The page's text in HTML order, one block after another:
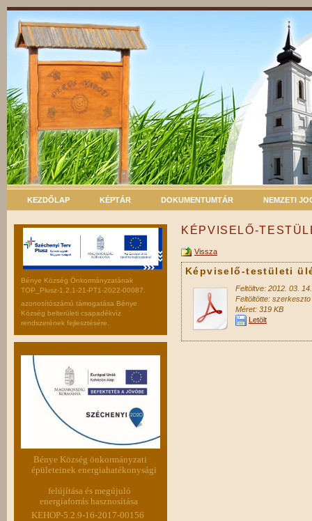
KEZDŐLAP KÉPTÁR DOKUMENTUMTÁR NEMZETI
Bénye Község Önkormányzatának
TOP_Plusz-1.2.1-21-PT1-2022-00087.
azonosítószámú támogatása Bénye
Község belterületi csapadékvíz
rendszerének fejlesztésére.
Bénye Község önkormányzati
épületeinek energiahatékonysági
felújítása és megújuló
energiaforrás hasznosítása
KEHOP-5.2.9-16-2017-00156
KÉPVISELŐ-
Vissza
Képviselő-testületi
Feltöltve: 2012. 03. 14.
Feltöltötte: szerkeszto
Méret: 319 KB
Letölt